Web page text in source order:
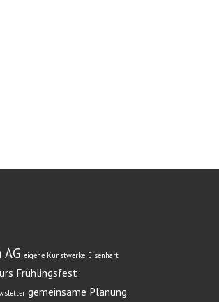
AG eigene Kunstwerke Eisenhart
Frühlingsfest
gemeinsame Planung